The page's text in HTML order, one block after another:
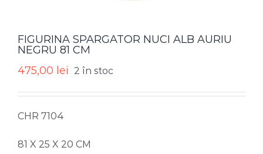
FIGURINA SPARGATOR NUCI ALB AURIU
NEGRU 81 CM
475,00 lei 2 în stoc
CHR 7104
81 X 25 X 20 CM